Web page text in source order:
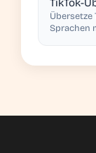
TikTok-
Übersetze
Sprachen